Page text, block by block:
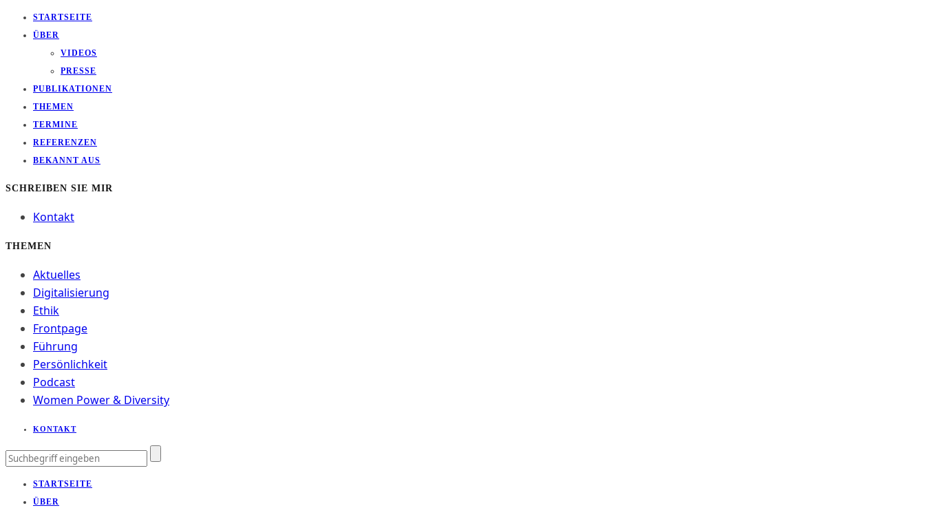
STARTSEITE
ÜBER
VIDEOS
PRESSE
PUBLIKATIONEN
THEMEN
TERMINE
REFERENZEN
BEKANNT AUS
SCHREIBEN SIE MIR
Kontakt
THEMEN
Aktuelles
Digitalisierung
Ethik
Frontpage
Führung
Persönlichkeit
Podcast
Women Power & Diversity
KONTAKT
STARTSEITE
ÜBER